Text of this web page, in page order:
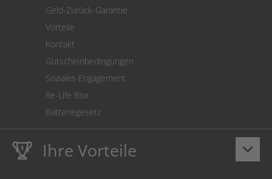
Geld-Zurück-Garantie
Vorteile
Kontakt
Gutscheinbedingungen
Soziales Engagement
Re-Life Box
Batteriegesetz
keyboard_arrow_down
Ihre Vorteile